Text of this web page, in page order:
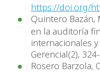
https://doi.org/
Quintero Bazán,
en la auditoría
internacionales
Gerencial(2),
Rosero Barzola,